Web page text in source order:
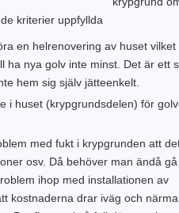
kriterier uppfyllda
en helrenovering av huset vilket
ha nya golv inte minst. Det är ett
hem sig själv jätteenkelt.
i huset (krypgrundsdelen) för
med fukt i krypgrunden att
osv. Då behöver man ändå
ihop med installationen av
kostnaderna drar iväg och